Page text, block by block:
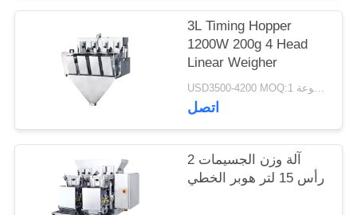
3L Timing Hopper
1200W 200g 4 Head
Linear Weigher
USD3500-4200 MOQ:1 مجموعة
اتصل
آلة وزن الجسيمات 2
رأس 15 لتر هوبر الخطي